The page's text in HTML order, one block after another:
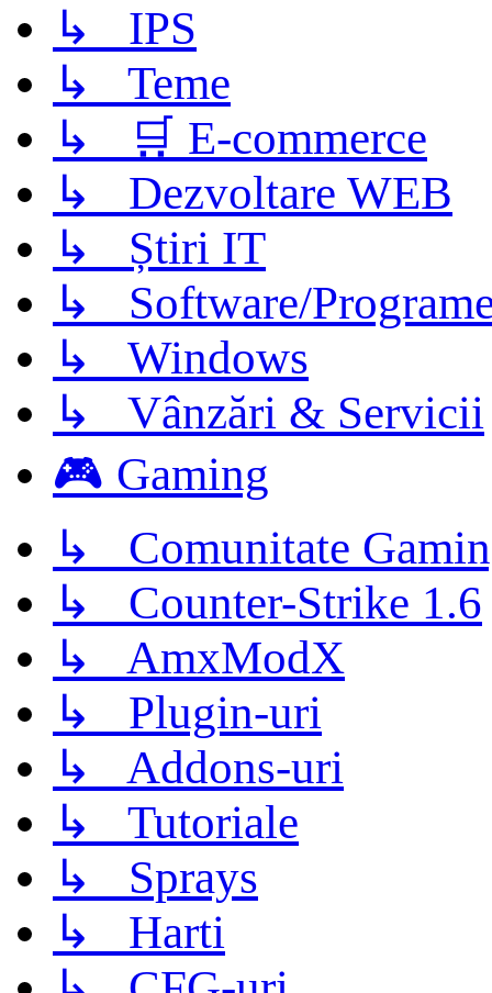
↳ IPS
↳ Teme
↳ 🛒 E-commerce
↳ Dezvoltare WEB
↳ Știri IT
↳ Software/
↳ Windows
↳ Vânzări & Servicii
🎮 Gaming
↳ Comunitate
↳ Counter-Strike 1.6
↳ AmxModX
↳ Plugin-uri
↳ Addons-uri
↳ Tutoriale
↳ Sprays
↳ Harti